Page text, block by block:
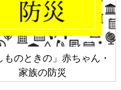
禍はまだしばらく続き
（親）の心と体が元気
ください。そして、自
ょう。
コロナ禍でもできる、
ものときの」赤ちゃん・
家族の防災